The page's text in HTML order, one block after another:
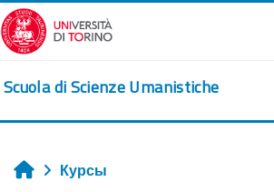
Перейти к основному содержанию
Scuola di Scienze Umanistiche
Главная
Курсы